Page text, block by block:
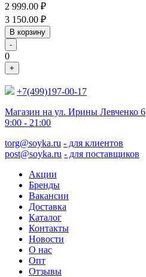
2 999.00 ₽
3 150.00 ₽
В корзину
-
0
+
+7(499)197-00-17
Магазин на ул. Ирины Левченко 6
9:00 - 21:00
torg@soyka.ru - для клиентов
post@soyka.ru - для поставщиков
Акции
Бренды
Вакансии
Доставка
Каталог
Контакты
Новости
О нас
Опт
Отзывы